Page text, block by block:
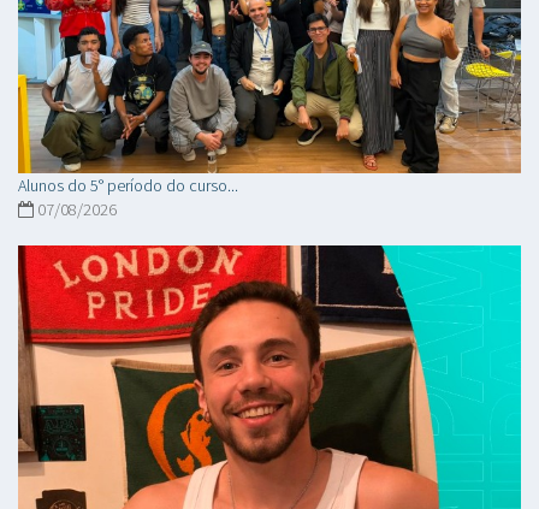
Alunos do 5° período do curso...
07/08/2026